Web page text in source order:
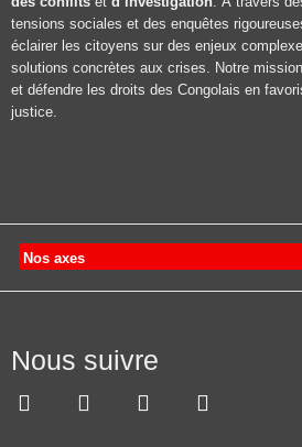
tensions sociales et des enquêtes
éclairer les citoyens sur des enjeux
solutions concrètes aux crises. Notre
et défendre les droits des Congolais en
justice.
Nos axes
Nous suivre